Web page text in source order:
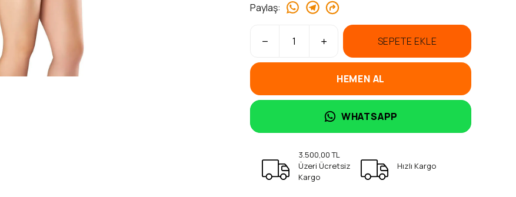
Paylaş:
SEPETE EKLE
HEMEN AL
WHATSAPP
3.500,00 TL
Üzeri Ücretsiz
Kargo
Hızlı Kargo